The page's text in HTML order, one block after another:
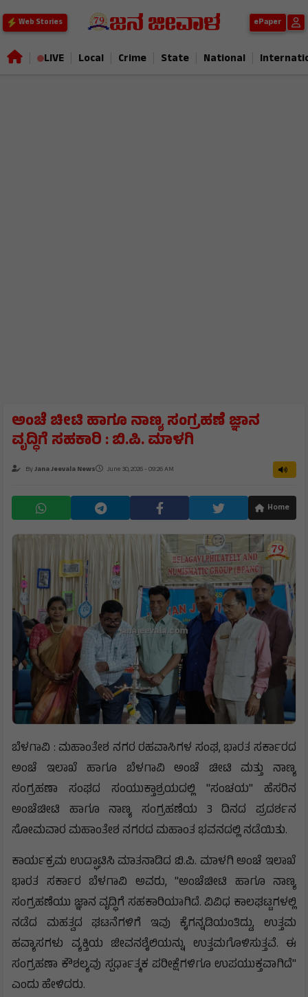
Web Stories ePaper
LIVE Local Crime State National
ಅಂಚೆ ಚೀಟಿ ಹಾಗೂ ನಾಣ್ಯ ಸಂಗ್ರಹಣೆ ಜ್ಞಾನ
ವೃದ್ಧಿಗೆ ಸಹಕಾರಿ : ಬಿ.ಪಿ. ಮಾಳಗಿ
ByJana Jeevala News June 30, 2026 - 09:26 AM
Home
ಬೆಳಗಾವಿ : ಮಹಾಂತೇಶ ನಗರ ರಹವಾಸಿಗಳ ಸಂಘ, ಭಾರತ ಸರ್ಕಾರದ
ಅಂಚೆ ಇಲಾಖೆ ಹಾಗೂ ಬೆಳಗಾವಿ ಅಂಚೆ ಚೀಟಿ ಮತ್ತು ನಾಣ್ಯ
ಸಂಗ್ರಹಣಾ ಸಂಘದ ಸಂಯುಕ್ತಾಶ್ರಯದಲ್ಲಿ "ಸಂಚಯ" ಹೆಸರಿನ
ಅಂಚೆಚೀಟಿ ಹಾಗೂ ನಾಣ್ಯ ಸಂಗ್ರಹಣೆಯ 3 ದಿನದ ಪ್ರದರ್ಶನ
ಸೋಮವಾರ ಮಹಾಂತೇಶ ನಗರದ ಮಹಾಂತ ಭವನದಲ್ಲಿ ನಡೆಯಿತು.
ಕಾರ್ಯಕ್ರಮ ಉದ್ಘಾಟಿಸಿ ಮಾತನಾಡಿದ ಬಿ.ಪಿ. ಮಾಳಗಿ ಅಂಚೆ ಇಲಾಖೆ
ಭಾರತ ಸರ್ಕಾರ ಬೆಳಗಾವಿ ಅವರು, "ಅಂಚೆಚೀಟಿ ಹಾಗೂ ನಾಣ್ಯ
ಸಂಗ್ರಹಣೆಯು ಜ್ಞಾನ ವೃದ್ಧಿಗೆ ಸಹಕಾರಿಯಾಗಿದೆ. ವಿವಿಧ ಕಾಲಘಟ್ಟಗಳಲ್ಲಿ
ನಡೆದ ಮಹತ್ವದ ಘಟನೆಗಳಿಗೆ ಇವು ಕೈಗನ್ನಡಿಯಂತಿದ್ದು, ಉತ್ತಮ
ಹವ್ಯಾಸಗಳು ವ್ಯಕ್ತಿಯ ಜೀವನಶೈಲಿಯನ್ನು ಉತ್ತಮಗೊಳಿಸುತ್ತವೆ. ಈ
ಸಂಗ್ರಹಣಾ ಕೌಶಲ್ಯವು ಸ್ಪರ್ಧಾತ್ಮಕ ಪರೀಕ್ಷೆಗಳಿಗೂ ಉಪಯುಕ್ತವಾಗಿದೆ"
ಎಂದು ಹೇಳಿದರು.